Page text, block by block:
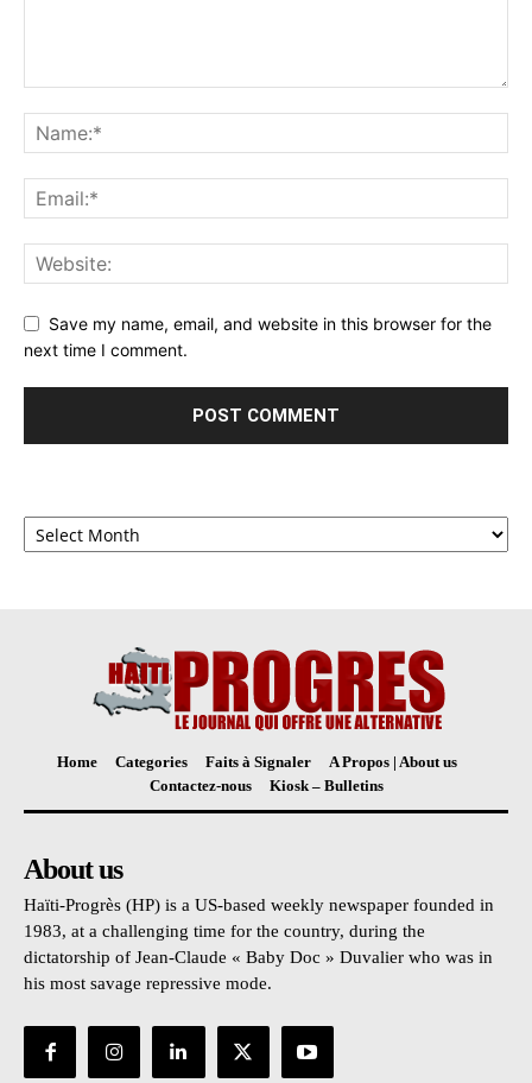
Save my name, email, and website in this browser for the
next time I comment.
Archives
Home Categories Faits à Signaler
A Propos | About us
Contactez-nous
Kiosk – Bulletins
About us
Haïti-Progrès (HP) is a US-based weekly newspaper founded in
1983, at a challenging time for the country, during the
dictatorship of Jean-Claude « Baby Doc » Duvalier who was in
his most savage repressive mode.